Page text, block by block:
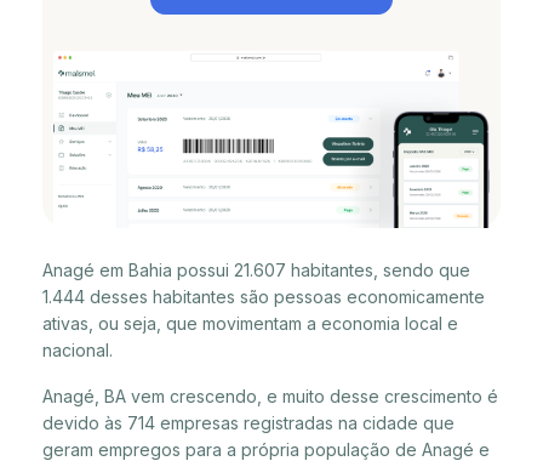
Anagé em Bahia possui 21.607 habitantes, sendo que
1.444 desses habitantes são pessoas economicamente
ativas, ou seja, que movimentam a economia local e
nacional.
Anagé, BA vem crescendo, e muito desse crescimento é
devido às 714 empresas registradas na cidade que
geram empregos para a própria população de Anagé e